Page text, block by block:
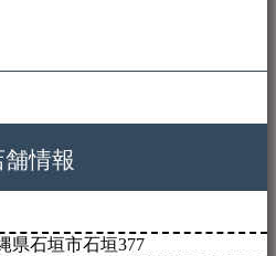
舗情報
県石垣市石垣377